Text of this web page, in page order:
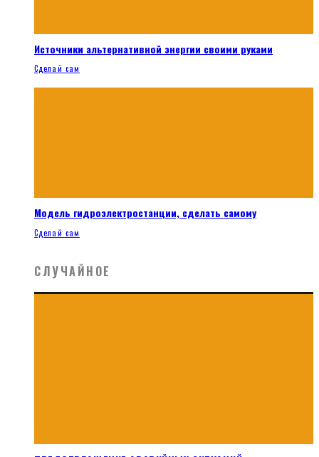
Источники альтернативной энергии своими руками
Сделай сам
Модель гидроэлектростанции, сделать самому
Сделай сам
СЛУЧАЙНОЕ